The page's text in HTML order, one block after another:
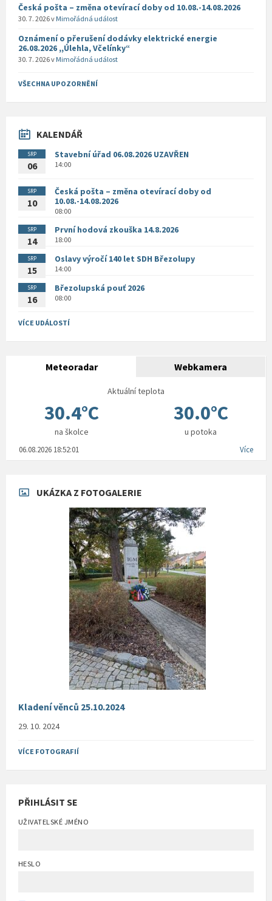
Česká pošta – změna otevírací doby od 10.08.-14.08.2026
30. 7. 2026v Mimořádná událost
Oznámení o přerušení dodávky elektrické energie
26.08.2026 ,,Úlehla, Včelínky“
30. 7. 2026v Mimořádná událost
VŠECHNA UPOZORNĚNÍ
KALENDÁŘ
SRP
06
Stavební úřad 06.08.2026 UZAVŘEN
14:00
SRP
10
Česká pošta – změna otevírací doby od
10.08.-14.08.2026
08:00
SRP
14
První hodová zkouška 14.8.2026
18:00
SRP
15
Oslavy výročí 140 let SDH Březolupy
14:00
SRP
16
Březolupská pouť 2026
08:00
VÍCE UDÁLOSTÍ
Meteoradar Webkamera
Aktuální teplota
30.4°C 30.0°C
na školce u potoka
06.08.2026 18:52:01 Více
UKÁZKA Z FOTOGALERIE
Kladení věnců 25.10.2024
29. 10. 2024
VÍCE FOTOGRAFIÍ
PŘIHLÁSIT SE
UŽIVATELSKÉ JMÉNO
HESLO